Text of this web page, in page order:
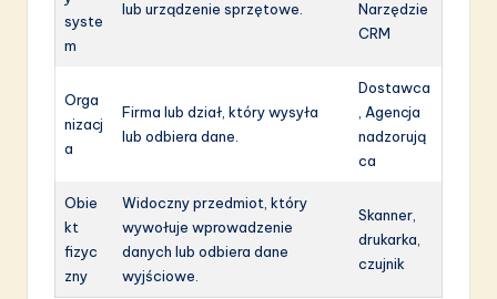
syste
m
lub urządzenie sprzętowe.
Narzędzie
CRM
Orga
nizacj
a
Firma lub dział, który wysyła
lub odbiera dane.
Dostawca
, Agencja
nadzorują
ca
Obie
kt
fizyc
zny
Widoczny przedmiot, który
wywołuje wprowadzenie
danych lub odbiera dane
wyjściowe.
Skanner,
drukarka,
czujnik